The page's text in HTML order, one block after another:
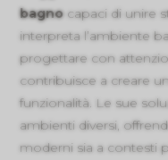
bagnocapaci di unire
interpreta l’ambiente
progettare con
contribuisce a creare
funzionalità. Le sue
ambienti diversi,
moderni sia a contesti